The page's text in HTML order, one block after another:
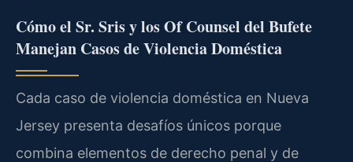
Cómo el Sr. Sris y los Of Counsel del Bufete
Manejan Casos de Violencia Doméstica
Cada caso de violencia doméstica en Nueva
Jersey presenta desafíos únicos porque
combina elementos de derecho penal y de